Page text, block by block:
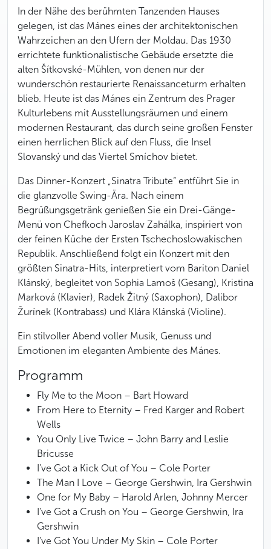
In der Nähe des berühmten Tanzenden Hauses
gelegen, ist das Mánes eines der architektonischen
Wahrzeichen an den Ufern der Moldau. Das 1930
errichtete funktionalistische Gebäude ersetzte die
alten Šítkovské-Mühlen, von denen nur der
wunderschön restaurierte Renaissanceturm erhalten
blieb. Heute ist das Mánes ein Zentrum des Prager
Kulturlebens mit Ausstellungsräumen und einem
modernen Restaurant, das durch seine großen Fenster
einen herrlichen Blick auf den Fluss, die Insel
Slovanský und das Viertel Smíchov bietet.
Das Dinner-Konzert „Sinatra Tribute“ entführt Sie in
die glanzvolle Swing-Ära. Nach einem
Begrüßungsgetränk genießen Sie ein Drei-Gänge-
Menü von Chefkoch Jaroslav Zahálka, inspiriert von
der feinen Küche der Ersten Tschechoslowakischen
Republik. Anschließend folgt ein Konzert mit den
größten Sinatra-Hits, interpretiert vom Bariton Daniel
Klánský, begleitet von Sophia Lamoš (Gesang), Kristina
Marková (Klavier), Radek Žitný (Saxophon), Dalibor
Žurínek (Kontrabass) und Klára Klánská (Violine).
Ein stilvoller Abend voller Musik, Genuss und
Emotionen im eleganten Ambiente des Mánes.
Programm
Fly Me to the Moon – Bart Howard
From Here to Eternity – Fred Karger and Robert
Wells
You Only Live Twice – John Barry and Leslie
Bricusse
I’ve Got a Kick Out of You – Cole Porter
The Man I Love – George Gershwin, Ira Gershwin
One for My Baby – Harold Arlen, Johnny Mercer
I’ve Got a Crush on You – George Gershwin, Ira
Gershwin
I’ve Got You Under My Skin – Cole Porter